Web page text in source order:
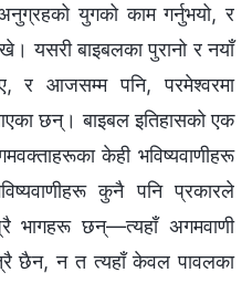
युगको काम गर्नुभयो, र
यसरी बाइबलका पुरानो र नयाँ
र आजसम्म पनि, परमेश्‍वरमा
छन्। बाइबल इतिहासको एक
केही भविष्यवाणीहरू
कुनै पनि प्रकारले
भागहरू छन्—त्यहाँ अगमवाणी
छैन, न त त्यहाँ केवल पावलका